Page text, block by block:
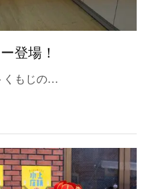
登場！
くもじの…